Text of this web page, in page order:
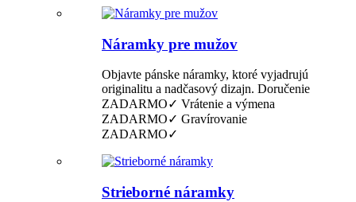
Náramky pre mužov
Objavte pánske náramky, ktoré vyjadrujú
originalitu a nadčasový dizajn. Doručenie
ZADARMO✓ Vrátenie a výmena
ZADARMO✓ Gravírovanie
ZADARMO✓
Strieborné náramky